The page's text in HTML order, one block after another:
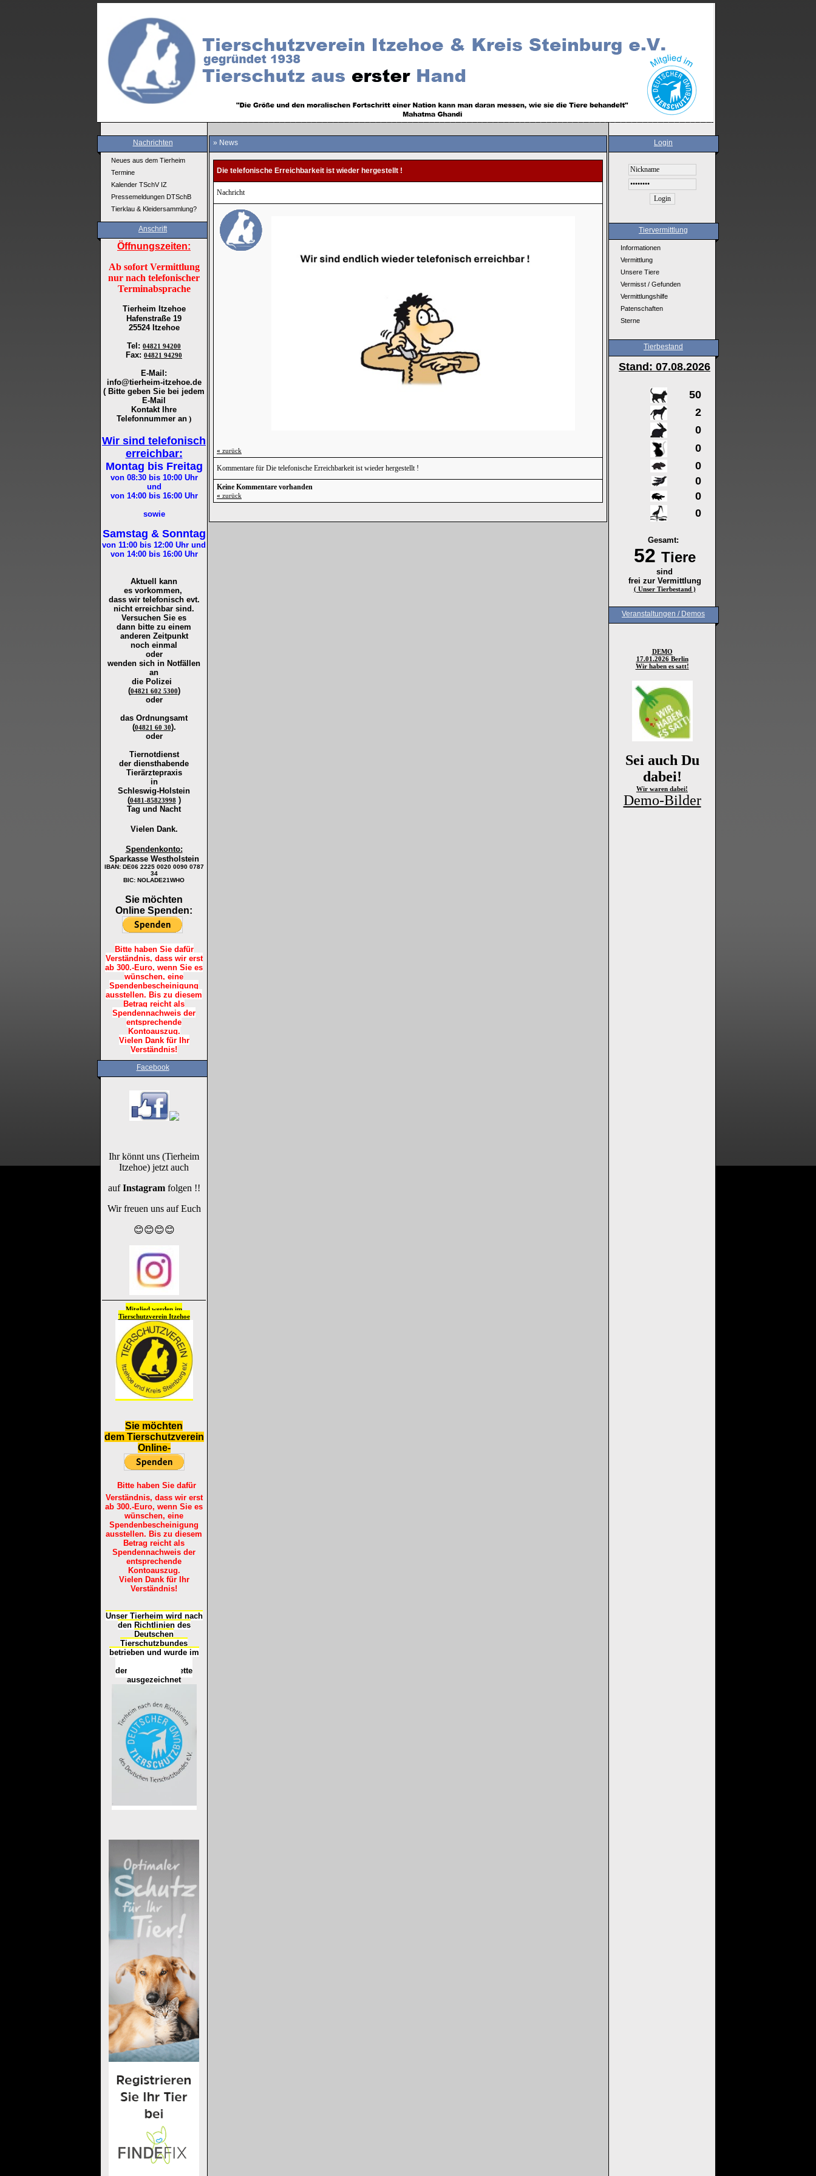
Nachrichten
Neues aus dem Tierheim
Termine
Kalender TSchV IZ
Pressemeldungen DTSchB
Tierklau & Kleidersammlung?
Anschrift
Öffnungszeiten:
Ab sofort Vermittlung
nur nach telefonischer
Terminabsprache
Tierheim Itzehoe
Hafenstraße 19
25524 Itzehoe
Tel : 04821 94200
Fax: 04821 94290
E-Mail:
info@tierheim-itzehoe.de
( Bitte geben Sie bei jedem
E-Mail
Kontakt Ihre
Telefonnummer an )
Wir sind telefonisch
erreichbar:
Montag bis Freitag
von 08:30 bis 10:00Uhr
und
von 14:00 bis 16:00Uhr
sowie
Samstag & Sonntag
von 11:00 bis 12:00 Uhr und
von 14:00 bis 16:00Uhr
Aktuell kann
es vorkommen,
dass wir telefonisch evt.
nicht erreichbar sind.
Versuchen Sie es
dann bitte zu einem
anderen Zeitpunkt
noch einmal
oder
wenden sich in Notfällen
an
die Polizei
(04821 602 5300)
oder
das Ordnungsamt
(04821 60 30).
oder
Tiernotdienst
der diensthabende
Tierärztepraxis
in
Schleswig-Holstein
(0481-85823998 )
Tag und Nacht
Vielen Dank.
Spendenkonto:
Sparkasse Westholstein
IBAN: DE06 2225 0020 0090 0787
34
BIC: NOLADE21WHO
Sie möchten
Online Spenden:
Bitte haben Sie dafür
Verständnis, dass wir erst
ab 300.-Euro, wenn Sie es
wünschen, eine
Spendenbescheinigung
ausstellen. Bis zu diesem
Betrag reicht als
Spendennachweis der
entsprechende
Kontoauszug.
Vielen Dank für Ihr
Verständnis!
Facebook
Ihr könnt uns (Tierheim
Itzehoe) jetzt auch
aufInstagramfolgen !!
Wir freuen uns auf Euch
😊😊😊😊
Mitglied werden im
Tierschutzverein Itzehoe
Sie möchten
dem Tierschutzverein
Online-
Bitte haben Sie dafür
Verständnis, dass wir erst
ab 300.-Euro, wenn Sie es
wünschen, eine
Spendenbescheinigung
ausstellen. Bis zu diesem
Betrag reicht als
Spendennachweis der
entsprechende
Kontoauszug.
Vielen Dank für Ihr
Verständnis!
Unser Tierheim wird nach
den Richtlinien des
Deutschen
Tierschutzbundes
betrieben und wurde im
der
Tierheimplakette
ausgezeichnet
» News
Die telefonische Erreichbarkeit ist wieder hergestellt !
Nachricht
« zurück
Kommentare für Die telefonische Erreichbarkeit ist wieder hergestellt !
Keine Kommentare vorhanden
« zurück
Login
Tiervermittlung
Informationen
Vermittlung
Unsere Tiere
Vermisst / Gefunden
Vermittlungshilfe
Patenschaften
Sterne
Tierbestand
Stand: 07.08.2026
50
2
0
0
0
0
0
0
Gesamt:
52 Tiere
sind
frei zur Vermittlung
( Unser Tierbestand )
Veranstaltungen / Demos
DEMO
17.01.2026 Berlin
Wir haben es satt!
Sei auch Du
dabei!
Wir waren dabei!
Demo-Bilder